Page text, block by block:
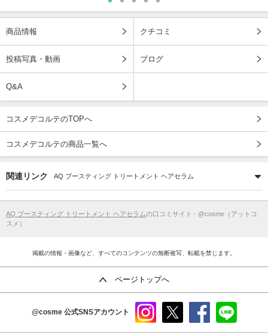
商品情報 クチコミ
投稿写真・動画 ブログ
Q&A
コスメデコルテのTOPへ
コスメデコルテの商品一覧へ
関連リンク AQ ブースティング トリートメント ヘアセラム
AQ ブースティング トリートメント ヘアセラムの口コミサイト - @cosme（アットコ
スメ）
掲載の情報・画像など、すべてのコンテンツの無断複写、転載を禁じます。
ページトップへ
@cosme 公式SNSアカウント